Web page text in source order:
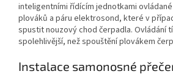
inteligentními řídícím jednotkami
plováků a páru elektrosond, které v
spustit nouzový chod čerpadla. Ovládání
spolehlivější, než spouštění plovákem
Instalace samonosné